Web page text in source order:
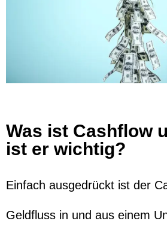
Was ist Cashflow
ist er wichtig?
Einfach ausgedrückt ist der
Geldfluss in und aus einem